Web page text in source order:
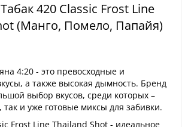
420 Classic Frost Line
(Манго, Помело, Папайя)
4:20 - это превосходные и
а также высокая дымность. Бренд
выбор вкусов, среди которых –
так и уже готовые миксы для забивки.
Frost Line Thailand Shot - идеальное